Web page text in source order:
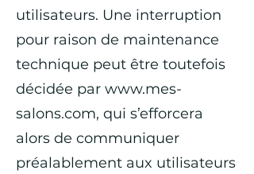
utilisateurs. Une interruption
pour raison de maintenance
technique peut être toutefois
décidée par www.mes-
salons.com, qui s’efforcera
alors de communiquer
préalablement aux utilisateurs